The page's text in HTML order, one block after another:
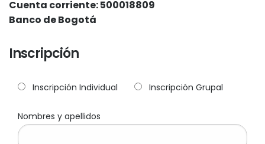
Cuenta corriente: 500018809
Banco de Bogotá
Inscripción
Inscripción Individual Inscripción Grupal
Nombres y apellidos